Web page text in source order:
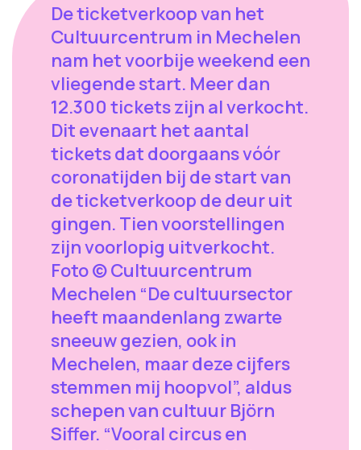
De ticketverkoop van het
Cultuurcentrum in Mechelen
nam het voorbije weekend een
vliegende start. Meer dan
12.300 tickets zijn al verkocht.
Dit evenaart het aantal
tickets dat doorgaans vóór
coronatijden bij de start van
de ticketverkoop de deur uit
gingen. Tien voorstellingen
zijn voorlopig uitverkocht.
Foto © Cultuurcentrum
Mechelen “De cultuursector
heeft maandenlang zwarte
sneeuw gezien, ook in
Mechelen, maar deze cijfers
stemmen mij hoopvol”, aldus
schepen van cultuur Björn
Siffer. “Vooral circus en